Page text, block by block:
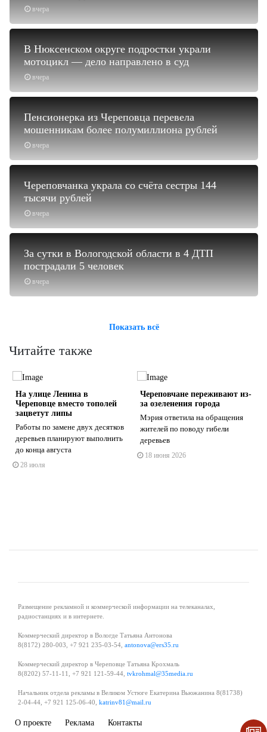
вчера
вчера
В Нюксенском округе подростки украли
мотоцикл — дело направлено в суд
вчера
Пенсионерка из Череповца перевела
мошенникам более полумиллиона рублей
вчера
Череповчанка украла со счёта сестры 144
тысячи рублей
вчера
За сутки в Вологодской области в 4 ДТП
пострадали 5 человек
Показать всё
Читайте также
На улице Ленина в
Череповце вместо тополей
зацветут липы
Работы по замене двух десятков
деревьев планируют выполнить
до конца августа
28 июля
Череповчане переживают из-
за озеленения города
Мэрия ответила на обращения
жителей по поводу гибели
деревьев
18 июня 2026
Размещение рекламной и коммерческой информации на телеканалах,
радиостанциях и в интернете.
Коммерческий директор в Вологде Татьяна Антонова
8(8172) 280-003, +7 921 235-03-54, antonova@ers35.ru
Коммерческий директор в Череповце Татьяна Крохмаль
8(8202) 57-11-11, +7 921 121-59-44, tvkrohmal@35media.ru
Начальник отдела рекламы в Великом Устюге Екатерина Вьюжанина 8(81738)
2-04-44, +7 921 125-06-40, katrinv81@mail.ru
О проекте Реклама
Контакты